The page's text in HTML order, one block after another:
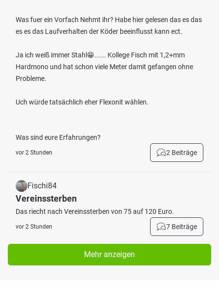
Was fuer ein Vorfach Nehmt ihr? Habe hier gelesen das es das
es es das Laufverhalten der Köder beeinflusst kann ect.
Ja ich weiß immer Stahl😁...... Kollege Fisch mit 1,2+mm
Hardmono und hat schon viele Meter damit gefangen ohne
Probleme.
Uch würde tatsächlich eher Flexonit wählen.
Was sind eure Erfahrungen?
vor 2 Stunden 2 Beiträge
Fischi84
Vereinssterben
Das riecht nach Vereinssterben von 75 auf 120 Euro.
vor 2 Stunden 7 Beiträge
Mehr anzeigen